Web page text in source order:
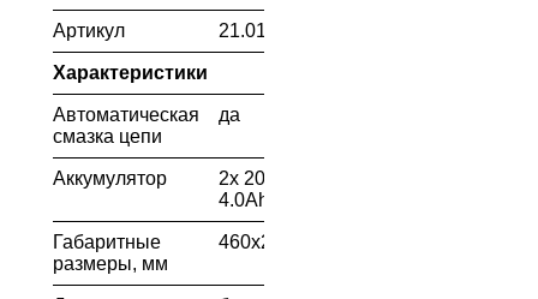
Артикул 21.01.209.101
Характеристики
Автоматическая
смазка цепи
да
Аккумулятор
2х 20В \
4.0Ah
Габаритные
размеры, мм
460х245х230